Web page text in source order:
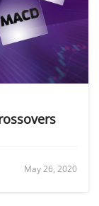
May 26, 2020